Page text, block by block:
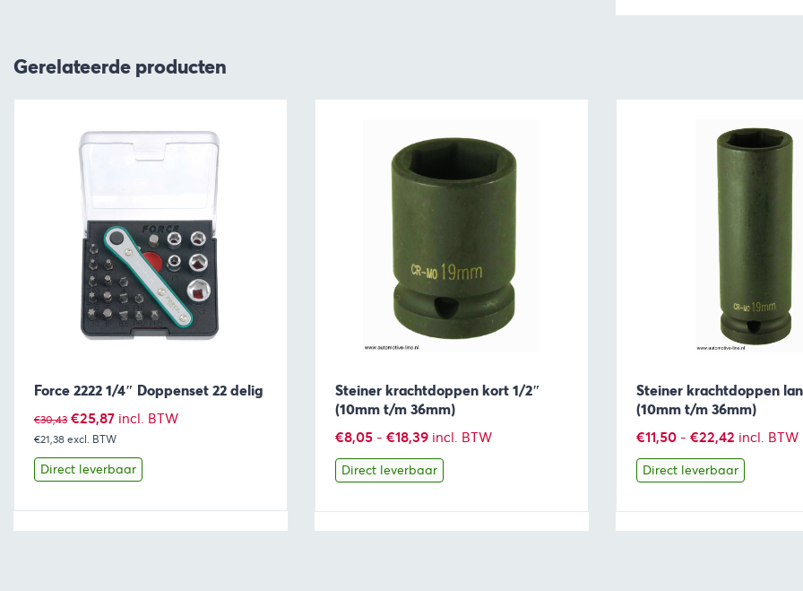
Gerelateerde producten
Force 2222 1/4″ Doppenset 22 delig
€30,43 Oorspronkelijke
prijs
was:
€25,87Huidige
prijs
is:
incl. BTW
€21,38 excl. BTW
Direct leverbaar
Steiner krachtdoppen kort 1/2″
(10mm t/m 36mm)
€8,05 - €18,39Prijsklasse:
€8,05
tot
€18,39
incl. BTW
Direct leverbaar
Steiner krachtdoppen
(10mm t/m 36mm)
€11,50 - €22,42Prijsklasse:
€11,50
tot
€22,42
incl. BTW
Direct leverbaar